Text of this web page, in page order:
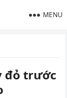
MENU
đỏ trước